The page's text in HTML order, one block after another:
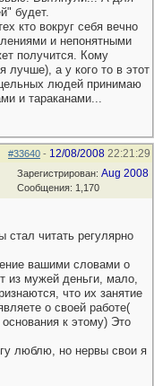
будет.
кто вокруг себя вечно
и непонятными
получится. Кому
лучше), а у кого то в этот
людей принимаю
и тараканами...
#33640 - 12/08/2008 22:21:29
Зарегистрирован: Aug 2008
Сообщения: 1,170
читать регулярно
вашими словами о
из мужей деньги, мало,
что их занятие
о своей работе(
к этому) Это
люблю, но нервы свои я